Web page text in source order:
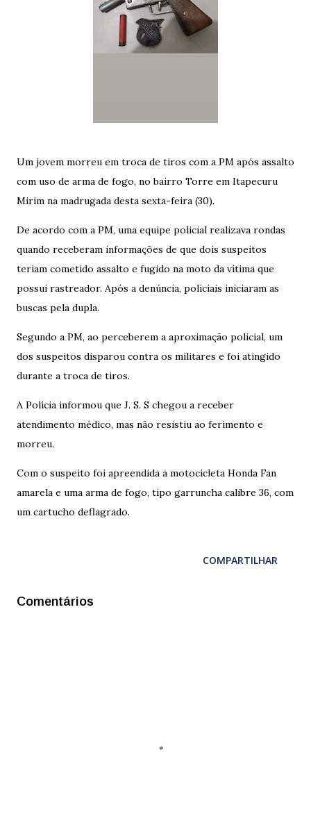
Um jovem morreu em troca de tiros com a PM após assalto
com uso de arma de fogo, no bairro Torre em Itapecuru
Mirim na madrugada desta sexta-feira (30).
De acordo com a PM, uma equipe policial realizava rondas
quando receberam informações de que dois suspeitos
teriam cometido assalto e fugido na moto da vítima que
possui rastreador. Após a denúncia, policiais iniciaram as
buscas pela dupla.
Segundo a PM, ao perceberem a aproximação policial, um
dos suspeitos disparou contra os militares e foi atingido
durante a troca de tiros.
A Polícia informou que J. S. S chegou a receber
atendimento médico, mas não resistiu ao ferimento e
morreu.
Com o suspeito foi apreendida a motocicleta Honda Fan
amarela e uma arma de fogo, tipo garruncha calibre 36, com
um cartucho deflagrado.
COMPARTILHAR
Comentários